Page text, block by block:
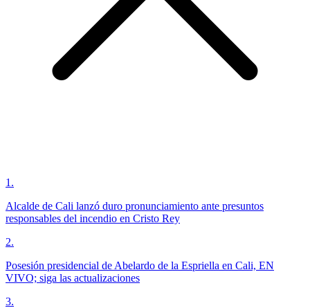
1 .
Alcalde de Cali lanzó duro pronunciamiento ante presuntos
responsables del incendio en Cristo Rey
2.
Posesión presidencial de Abelardo de la Espriella en Cali, EN
VIVO; siga las actualizaciones
3.